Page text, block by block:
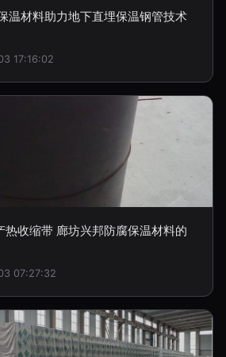
温材料助力地下直埋保温钢管技术
17:16:02
热收缩带 廊坊兴邦防腐保温材料的
07:27:32